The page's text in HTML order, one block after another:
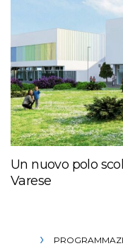
Un nuovo polo
Varese